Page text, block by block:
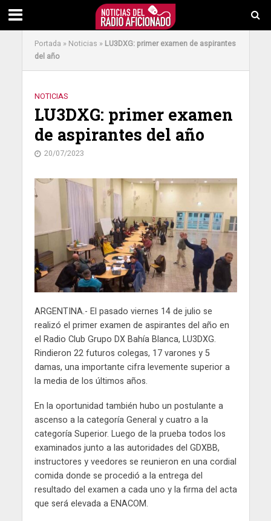
Portada » Noticias » LU3DXG: primer examen de aspirantes
del año
NOTICIAS
LU3DXG: primer examen
de aspirantes del año
20/07/2023
ARGENTINA.- El pasado viernes 14 de julio se
realizó el primer examen de aspirantes del año en
el Radio Club Grupo DX Bahía Blanca, LU3DXG.
Rindieron 22 futuros colegas, 17 varones y 5
damas, una importante cifra levemente superior a
la media de los últimos años.
En la oportunidad también hubo un postulante a
ascenso a la categoría General y cuatro a la
categoría Superior. Luego de la prueba todos los
examinados junto a las autoridades del GDXBB,
instructores y veedores se reunieron en una cordial
comida donde se procedió a la entrega del
resultado del examen a cada uno y la firma del acta
que será elevada a ENACOM.